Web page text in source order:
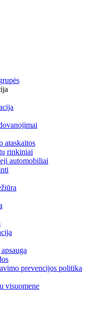
ataskaitos
rinkiniai
automobiliai
prevencijos politika
visuomene